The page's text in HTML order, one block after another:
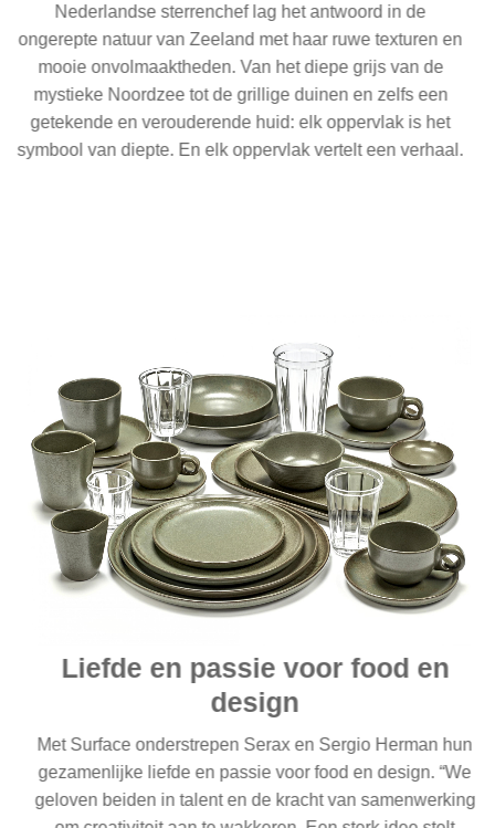
Nederlandse sterrenchef lag het antwoord in de
ongerepte natuur van Zeeland met haar ruwe texturen en
mooie onvolmaaktheden. Van het diepe grijs van de
mystieke Noordzee tot de grillige duinen en zelfs een
getekende en verouderende huid: elk oppervlak is het
symbool van diepte. En elk oppervlak vertelt een verhaal.
Liefde en passie voor food en
design
Met Surface onderstrepen Serax en Sergio Herman hun
gezamenlijke liefde en passie voor food en design. “We
geloven beiden in talent en de kracht van samenwerking